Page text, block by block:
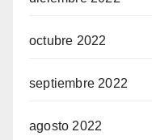
octubre 2022
septiembre 2022
agosto 2022